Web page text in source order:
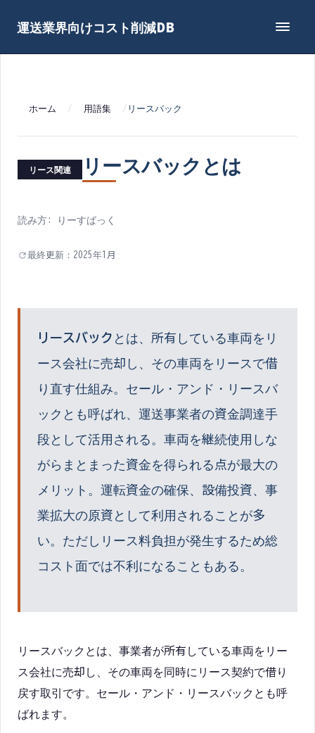
運送業界向けコスト削減DB
ホーム / 用語集 / リースバック
リース関連 リースバック とは
読み方: りーすばっく
最終更新： 2025年1月
リースバック とは、 所有している車両をリ
ース会社に売却し、その車両をリースで借
り直す仕組み。セール・アンド・リースバ
ックとも呼ばれ、運送事業者の資金調達手
段として活用される。車両を継続使用しな
がらまとまった資金を得られる点が最大の
メリット。運転資金の確保、設備投資、事
業拡大の原資として利用されることが多
い。ただしリース料負担が発生するため総
コスト面では不利になることもある。
リースバックとは、事業者が所有している車両をリー
ス会社に売却し、その車両を同時にリース契約で借り
戻す取引です。セール・アンド・リースバックとも呼
ばれます。